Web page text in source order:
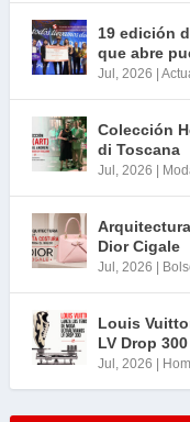
19 edición
que abre
Jul, 2026 |
Colección
di Toscana
Jul, 2026 |
Dior Cigale
Jul, 2026 |
Louis
LV Drop 300
Jul, 2026 |